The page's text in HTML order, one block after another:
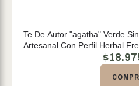
Te De Autor "agatha" Verde
Artesanal Con Perfil Herbal
$